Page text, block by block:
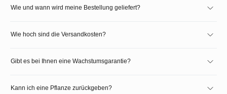
Wie und wann wird meine Bestellung geliefert?
Wie hoch sind die Versandkosten?
Gibt es bei Ihnen eine Wachstumsgarantie?
Kann ich eine Pflanze zurückgeben?